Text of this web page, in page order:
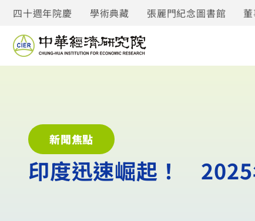
四十週年院慶 學術典藏 張麗門紀念圖書館
新聞焦點
印度迅速崛起！ 2025